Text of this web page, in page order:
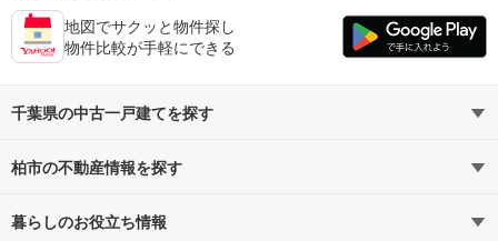
地図でサクッと物件探し
物件比較が手軽にできる
千葉県の中古一戸建てを探す
路線・駅から探す
通勤・通学時間から探す
柏市の不動産情報を探す
不動産・住宅
暮らしのお役立ち情報